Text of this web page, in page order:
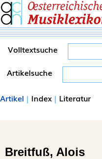
Volltextsuche
Artikelsuche
Artikel | Index | Literatur
Breitfuß, Alois